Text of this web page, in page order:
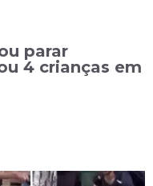
parar
4 crianças em